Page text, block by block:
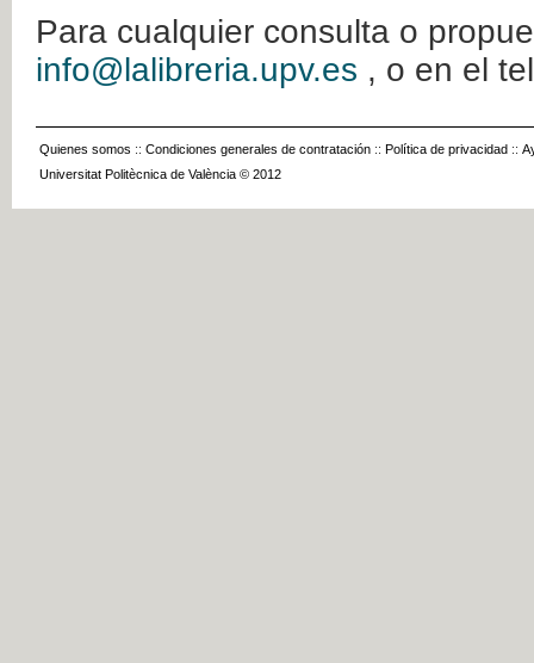
Para cualquier consulta o
info@lalibreria.upv.es , o en el
Quienes somos :: Condiciones generales de contratación :: Política de privacidad ::
Universitat Politècnica de València © 2012